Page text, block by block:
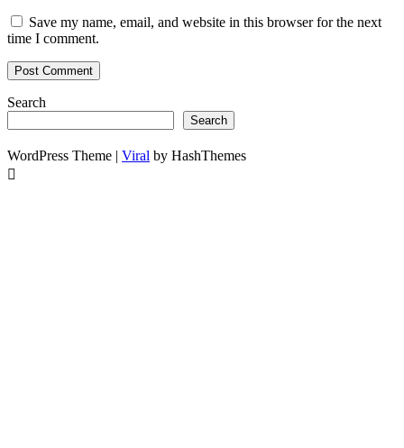
Save my name, email, and website in this browser for the next
time I comment.
Search
Search
WordPress Theme | Viral by HashThemes